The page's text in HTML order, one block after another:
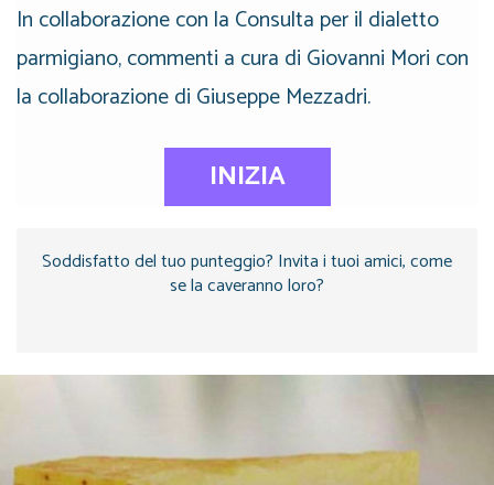
In collaborazione con la Consulta per il dialetto
parmigiano, commenti a cura di Giovanni Mori con
la collaborazione di Giuseppe Mezzadri.
INIZIA
Soddisfatto del tuo punteggio? Invita i tuoi amici, come
se la caveranno loro?